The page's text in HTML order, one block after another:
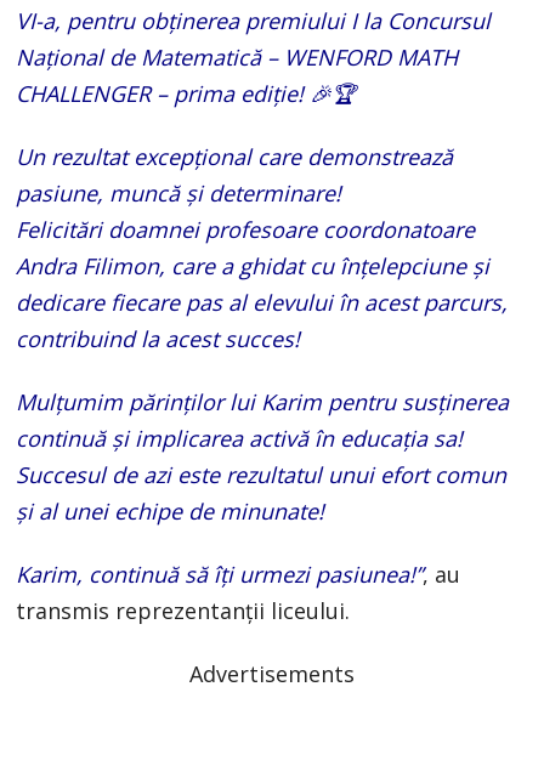
VI-a, pentru obținerea premiului I la Concursul
Național de Matematică – WENFORD MATH
CHALLENGER – prima ediție! 🎉🏆
Un rezultat excepțional care demonstrează
pasiune, muncă și determinare!
Felicitări doamnei profesoare coordonatoare
Andra Filimon, care a ghidat cu înțelepciune și
dedicare fiecare pas al elevului în acest parcurs,
contribuind la acest succes!
Mulțumim părinților lui Karim pentru susținerea
continuă și implicarea activă în educația sa!
Succesul de azi este rezultatul unui efort comun
și al unei echipe de minunate!
Karim, continuă să îți urmezi pasiunea!”, au
transmis reprezentanții liceului.
Advertisements